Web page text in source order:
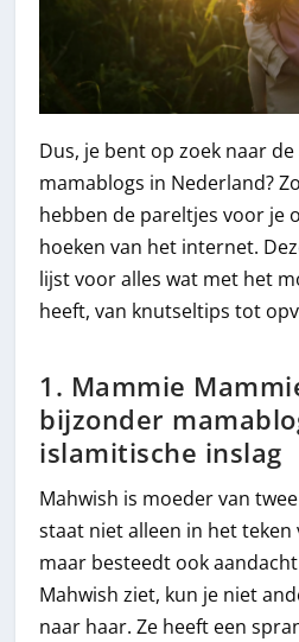
Dus, je bent op zoek naar
mamablogs in Nederland?
hebben de pareltjes voor je
hoeken van het internet.
lijst voor alles wat met het
heeft, van knutseltips tot
1. Mammie
bijzonder
islamitische inslag
Mahwish is moeder van
staat niet alleen in het teken
maar besteedt ook
Mahwish ziet, kun je niet
naar haar. Ze heeft een